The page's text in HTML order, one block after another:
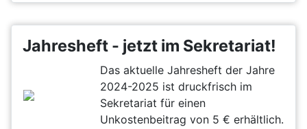
Jahresheft - jetzt im Sekretariat!
Das aktuelle Jahresheft der Jahre
2024-2025 ist druckfrisch im
Sekretariat für einen
Unkostenbeitrag von 5 € erhältlich.